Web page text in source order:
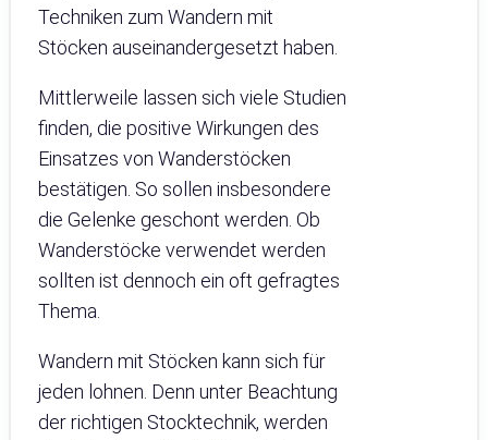
Techniken zum Wandern mit
Stöcken auseinandergesetzt haben.
Mittlerweile lassen sich viele Studien
finden, die positive Wirkungen des
Einsatzes von Wanderstöcken
bestätigen. So sollen insbesondere
die Gelenke geschont werden. Ob
Wanderstöcke verwendet werden
sollten ist dennoch ein oft gefragtes
Thema.
Wandern mit Stöcken kann sich für
jeden lohnen. Denn unter Beachtung
der richtigen Stocktechnik, werden